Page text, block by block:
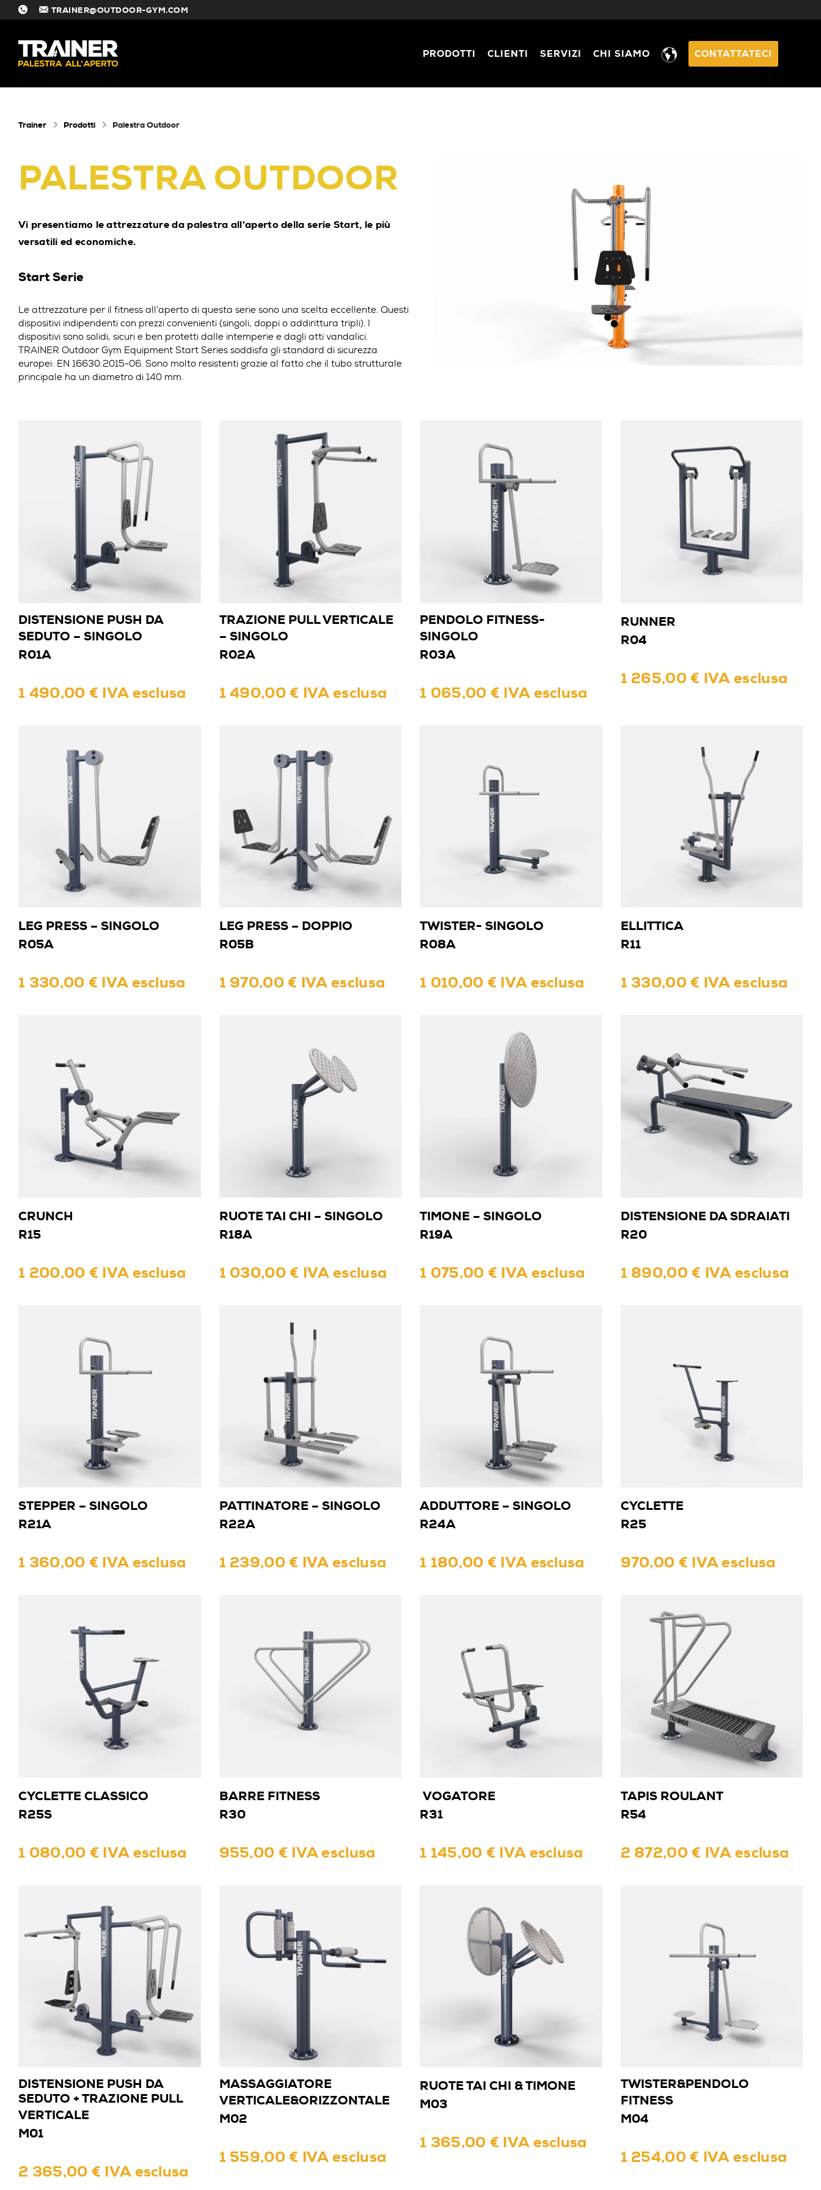
TRAINER@OUTDOOR-GYM.COM
PRODOTTI CLIENTI SERVIZI CHI SIAMO
# CONTATTATECI
Trainer Prodotti Palestra Outdoor
PALESTRA OUTDOOR
Vi presentiamo le attrezzature da palestra all'aperto della serie Start, le più
versatili ed economiche.
Start Serie
Le attrezzature per il fitness all’aperto di questa serie sono una scelta eccellente. Questi
dispositivi indipendenti con prezzi convenienti (singoli, doppi o addirittura tripli). I
dispositivi sono solidi, sicuri e ben protetti dalle intemperie e dagli atti vandalici.
TRAINER Outdoor Gym Equipment Start Series soddisfa gli standard di sicurezza
europei: EN 16630:2015-06. Sono molto resistenti grazie al fatto che il tubo strutturale
principale ha un diametro di 140 mm.
DISTENSIONE PUSH DA
SEDUTO – SINGOLO
R01A
1 490,00 € IVA esclusa
TRAZIONE PULL VERTICALE
– SINGOLO
R02A
1 490,00 € IVA esclusa
PENDOLO FITNESS-
SINGOLO
R03A
1 065,00 € IVA esclusa
RUNNER
R04
1 265,00 € IVA esclusa
LEG PRESS – SINGOLO
R05A
1 330,00 € IVA esclusa
LEG PRESS – DOPPIO
R05B
1 970,00 € IVA esclusa
TWISTER- SINGOLO
R08A
1 010,00 € IVA esclusa
ELLITTICA
R11
1 330,00 € IVA esclusa
CRUNCH
R15
1 200,00 € IVA esclusa
RUOTE TAI CHI – SINGOLO
R18A
1 030,00 € IVA esclusa
TIMONE – SINGOLO
R19A
1 075,00 € IVA esclusa
DISTENSIONE DA SDRAIATI
R20
1 890,00 € IVA esclusa
STEPPER – SINGOLO
R21A
1 360,00 € IVA esclusa
PATTINATORE – SINGOLO
R22A
1 239,00 € IVA esclusa
ADDUTTORE – SINGOLO
R24A
1 180,00 € IVA esclusa
CYCLETTE
R25
970,00 € IVA esclusa
CYCLETTE CLASSICO
R25S
1 080,00 € IVA esclusa
BARRE FITNESS
R30
955,00 € IVA esclusa
VOGATORE
R31
1 145,00 € IVA esclusa
TAPIS ROULANT
R54
2 872,00 € IVA esclusa
DISTENSIONE PUSH DA
SEDUTO + TRAZIONE PULL
VERTICALE
M01
2 365,00 € IVA esclusa
MASSAGGIATORE
VERTICALE&ORIZZONTALE
M02
1 559,00 € IVA esclusa
RUOTE TAI CHI & TIMONE
M03
1 365,00 € IVA esclusa
TWISTER&PENDOLO
FITNESS
M04
1 254,00 € IVA esclusa